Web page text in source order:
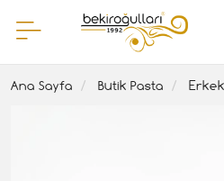
Ana Sayfa Butik Pasta